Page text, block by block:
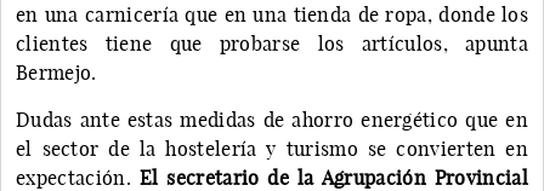
en una carnicería que en una tienda de ropa, donde los
clientes tiene que probarse los artículos, apunta
Bermejo.
Dudas ante estas medidas de ahorro energético que en
el sector de la hostelería y turismo se convierten en
expectación. El secretario de la Agrupación Provincial